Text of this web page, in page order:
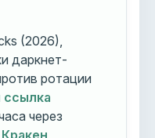
(2026),
даркнет-
ротации
ссылка
через
Кракен